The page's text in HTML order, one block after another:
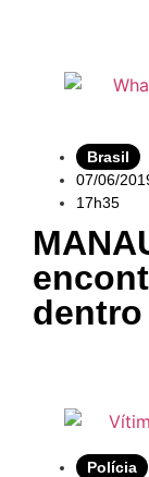
Brasil
07/06/
17h35
Polícia